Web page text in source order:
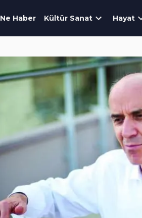
Ne Haber Kültür Sanat Hayat